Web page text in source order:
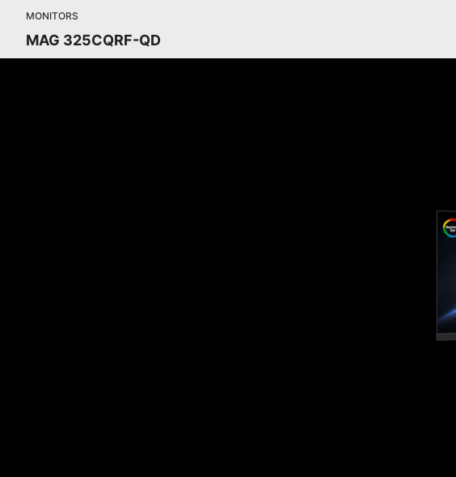
MONITORS
MAG 325CQRF-QD